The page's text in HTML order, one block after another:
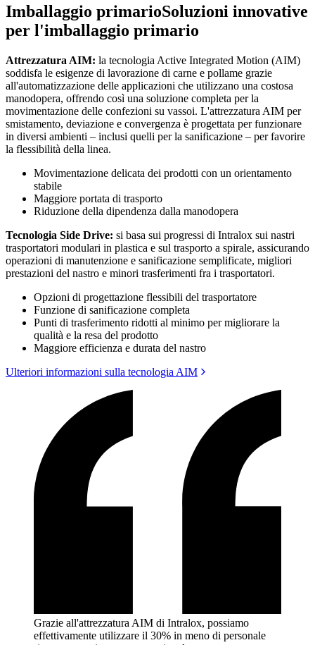
Imballaggio primarioSoluzioni innovative
per l'imballaggio primario
Attrezzatura AIM: la tecnologia Active Integrated Motion (AIM)
soddisfa le esigenze di lavorazione di carne e pollame grazie
all'automatizzazione delle applicazioni che utilizzano una costosa
manodopera, offrendo così una soluzione completa per la
movimentazione delle confezioni su vassoi. L'attrezzatura AIM per
smistamento, deviazione e convergenza è progettata per funzionare
in diversi ambienti – inclusi quelli per la sanificazione – per favorire
la flessibilità della linea.
Movimentazione delicata dei prodotti con un orientamento
stabile
Maggiore portata di trasporto
Riduzione della dipendenza dalla manodopera
Tecnologia Side Drive: si basa sui progressi di Intralox sui nastri
trasportatori modulari in plastica e sul trasporto a spirale, assicurando
operazioni di manutenzione e sanificazione semplificate, migliori
prestazioni del nastro e minori trasferimenti fra i trasportatori.
Opzioni di progettazione flessibili del trasportatore
Funzione di sanificazione completa
Punti di trasferimento ridotti al minimo per migliorare la
qualità e la resa del prodotto
Maggiore efficienza e durata del nastro
Ulteriori informazioni sulla tecnologia AIM
Grazie all'attrezzatura AIM di Intralox, possiamo
effettivamente utilizzare il 30% in meno di personale